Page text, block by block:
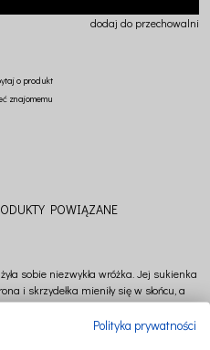
dodaj do przechowalni
o produkt
znajomemu
POWIĄZANE
sobie niezwykła wróżka. Jej sukienka
i skrzydełka mieniły się w słońcu, a
spełniało każde życzenie.
lub chłopca, którzy uwielbiają
Polityka prywatności